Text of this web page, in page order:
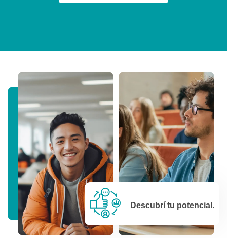
Descubrí tu potencial.